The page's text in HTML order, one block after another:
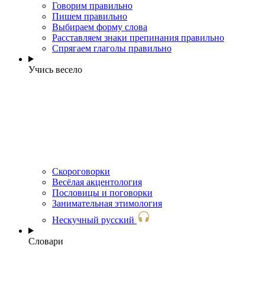
Говорим правильно
Пишем правильно
Выбираем форму слова
Расставляем знаки препинания правильно
Спрягаем глаголы правильно
Учись весело
Скороговорки
Весёлая акцентология
Пословицы и поговорки
Занимательная этимология
Нескучный русский
Словари